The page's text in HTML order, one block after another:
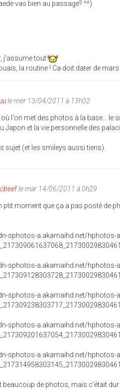
vas bien au passage? ^^)
j'assume tout
la routine ! Ca doit dater de
le mer 13/04/2011 à 13h02
l'on met des photos à la base... le
Japon et la vie personnelle des
sujet (et les smileys aussi tiens).
le mar 14/06/2011 à 0h29
ptit moment que ça a pas posté de
beaucoup de photos, mais c'était